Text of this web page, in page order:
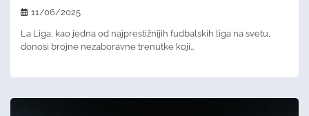
11/06/2025
La Liga, kao jedna od najprestižnijih fudbalskih liga na svetu,
donosi brojne nezaboravne trenutke koji…